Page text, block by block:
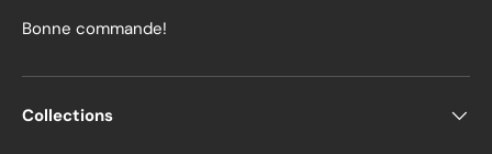
Bonne commande!
Collections